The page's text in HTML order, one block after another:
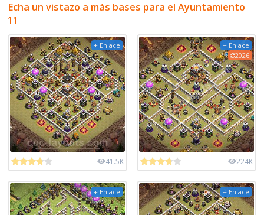
Echa un vistazo a más bases para el Ayuntamiento
11
+ Enlace
41.5K
+ Enlace
2026
224K
+ Enlace + Enlace